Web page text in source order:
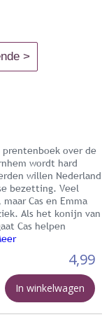
prentenboek over de
wordt hard
willen Nederland
bezetting. Veel
Cas en Emma
Als het konijn van
Cas helpen
4,99
In winkelwagen